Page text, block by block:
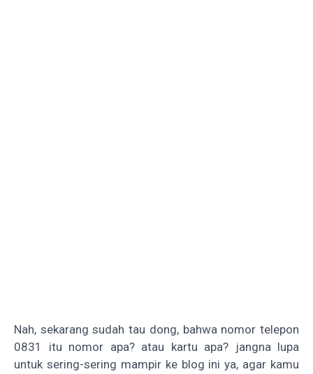
Nah, sekarang sudah tau dong, bahwa nomor telepon
0831 itu nomor apa? atau kartu apa? jangna lupa
untuk sering-sering mampir ke blog ini ya, agar kamu